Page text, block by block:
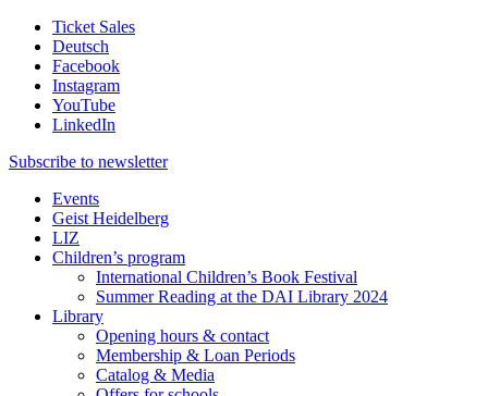
Ticket Sales
Deutsch
Facebook
Instagram
YouTube
LinkedIn
Subscribe to newsletter
Events
Geist Heidelberg
LIZ
Children’s program
International Children’s Book Festival
Summer Reading at the DAI Library 2024
Library
Opening hours & contact
Membership & Loan Periods
Catalog & Media